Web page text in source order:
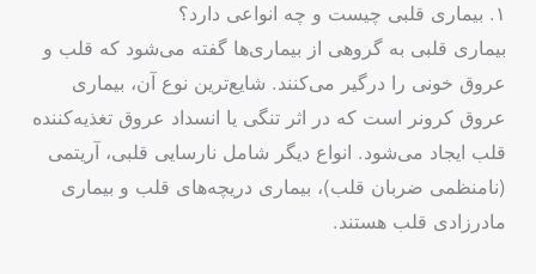
۱. بیماری قلبی چیست و چه انواعی دارد؟
بیماری قلبی به گروهی از بیماری‌ها گفته می‌شود که قلب و
عروق خونی را درگیر می‌کنند. شایع‌ترین نوع آن، بیماری
عروق کرونر است که در اثر تنگی یا انسداد عروق تغذیه‌کننده
قلب ایجاد می‌شود. انواع دیگر شامل نارسایی قلبی، آریتمی
(نامنظمی ضربان قلب)، بیماری دریچه‌های قلب و بیماری
مادرزادی قلب هستند.